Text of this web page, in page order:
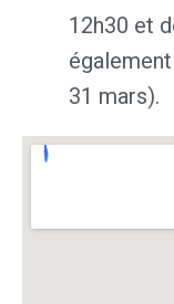
12h30 et
31 mars).